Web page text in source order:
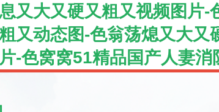
又大又硬又粗又视频图片
又动态图-色翁荡熄又大
-色窝窝51精品国产人妻